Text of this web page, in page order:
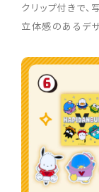
クリップ付きで
立体感のあるデ